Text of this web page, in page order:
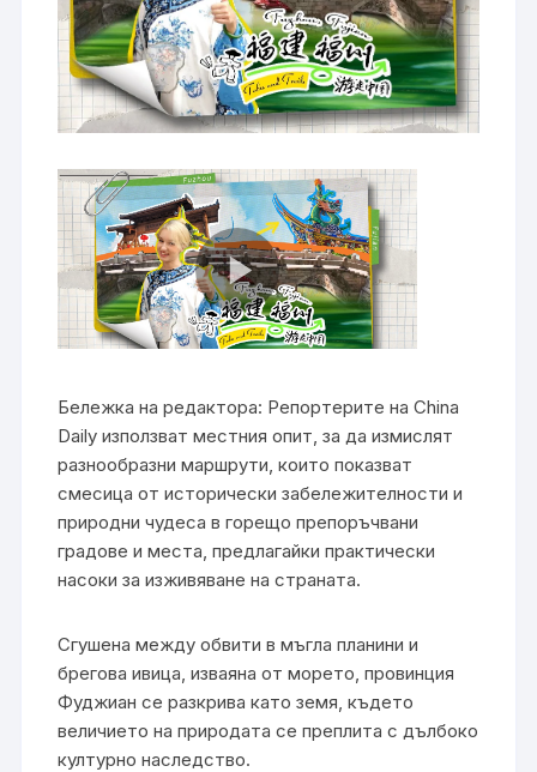
Бележка на редактора: Репортерите на China
Daily използват местния опит, за да измислят
разнообразни маршрути, които показват
смесица от исторически забележителности и
природни чудеса в горещо препоръчвани
градове и места, предлагайки практически
насоки за изживяване на страната.
Сгушена между обвити в мъгла планини и
брегова ивица, изваяна от морето, провинция
Фуджиан се разкрива като земя, където
величието на природата се преплита с дълбоко
културно наследство.